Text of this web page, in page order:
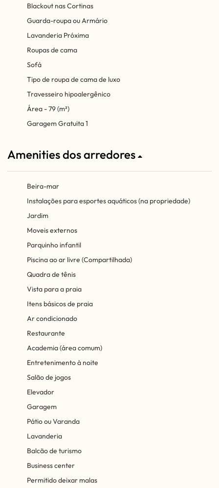
Blackout nas Cortinas
Guarda-roupa ou Armário
Lavanderia Próxima
Roupas de cama
Sofá
Tipo de roupa de cama de luxo
Travesseiro hipoalergênico
Área - 79 (m²)
Garagem Gratuita 1
Amenities dos arredores
Beira-mar
Instalações para esportes aquáticos (na propriedade)
Jardim
Moveis externos
Parquinho infantil
Piscina ao ar livre (Compartilhada)
Quadra de tênis
Vista para a praia
Itens básicos de praia
Ar condicionado
Restaurante
Academia (área comum)
Entretenimento à noite
Salão de jogos
Elevador
Garagem
Pátio ou Varanda
Lavanderia
Balcão de turismo
Business center
Permitido deixar malas